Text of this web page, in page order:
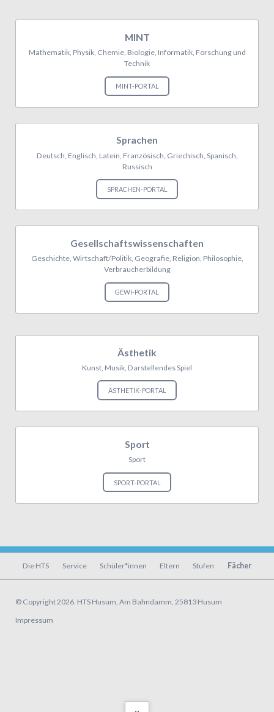
MINT
Mathematik, Physik, Chemie, Biologie, Informatik, Forschung und
Technik
MINT-PORTAL
Sprachen
Deutsch, Englisch, Latein, Französisch, Griechisch, Spanisch,
Russisch
SPRACHEN-PORTAL
Gesellschaftswissenschaften
Geschichte, Wirtschaft/Politik, Geografie, Religion, Philosophie,
Verbraucherbildung
GEWI-PORTAL
Ästhetik
Kunst, Musik, Darstellendes Spiel
ÄSTHETIK-PORTAL
Sport
Sport
SPORT-PORTAL
Navigation
Die HTS Service Schüler*innen Eltern Stufen Fächer
© Copyright 2026. HTS Husum, Am Bahndamm, 25813 Husum
Navigation
Impressum